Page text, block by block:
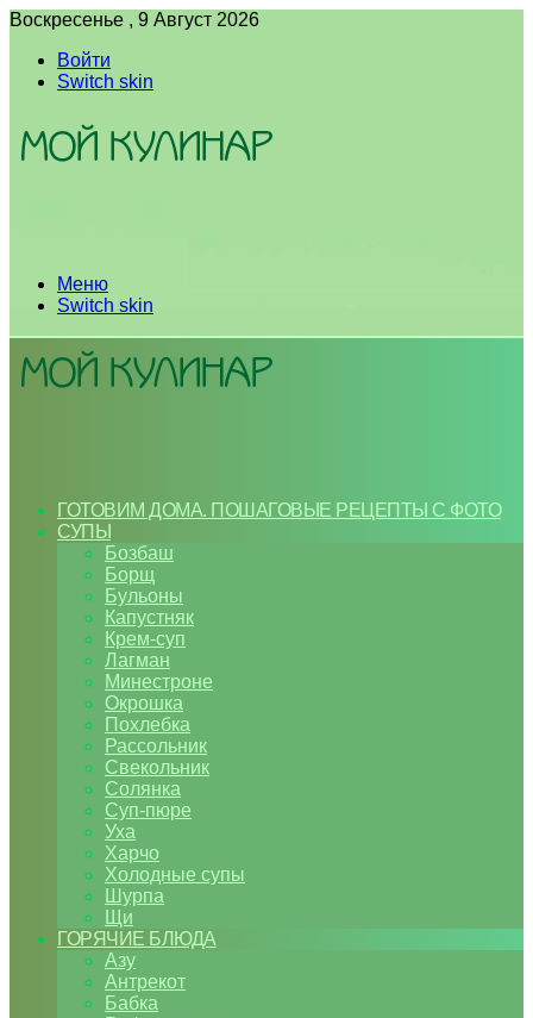
Воскресенье , 9 Август 2026
Войти
Switch skin
Меню
Switch skin
ГОТОВИМ ДОМА. ПОШАГОВЫЕ РЕЦЕПТЫ С ФОТО
СУПЫ
Бозбаш
Борщ
Бульоны
Капустняк
Крем-суп
Лагман
Минестроне
Окрошка
Похлебка
Рассольник
Свекольник
Солянка
Суп-пюре
Уха
Харчо
Холодные супы
Шурпа
Щи
ГОРЯЧИЕ БЛЮДА
Азу
Антрекот
Бабка